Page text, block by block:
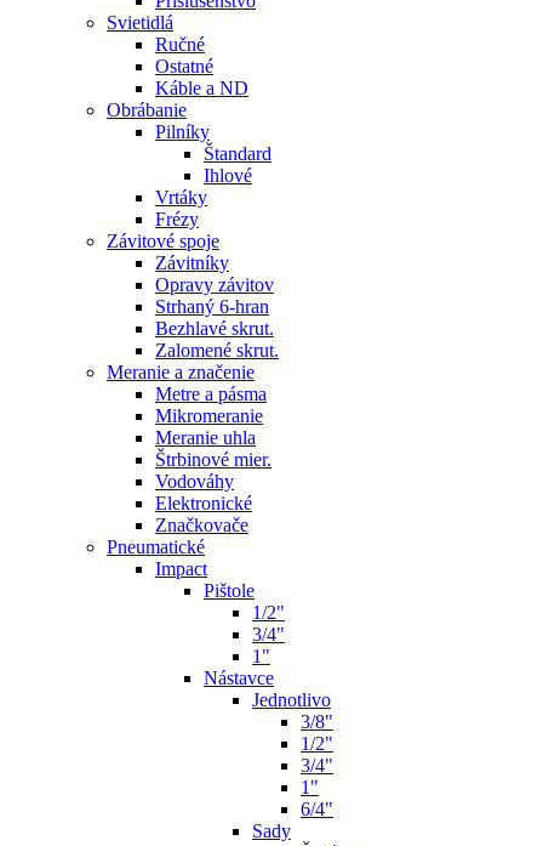
Svietidlá
Ručné
Ostatné
Káble a ND
Obrábanie
Pilníky
Štandard
Ihlové
Vrtáky
Frézy
Závitové spoje
Závitníky
Opravy závitov
Strhaný 6-hran
Bezhlavé skrut.
Zalomené skrut.
Meranie a značenie
Metre a pásma
Mikromeranie
Meranie uhla
Štrbinové mier.
Vodováhy
Elektronické
Značkovače
Pneumatické
Impact
Pištole
1/2"
3/4"
1"
Nástavce
Jednotlivo
3/8"
1/2"
3/4"
1"
6/4"
Sady